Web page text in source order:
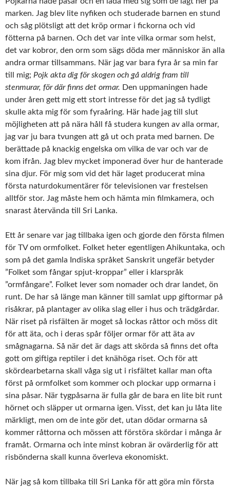
marken. Jag blev lite nyfiken och studerade barnen en stund
och såg plötsligt att det kröp ormar i fickorna och vid
fötterna på barnen. Och det var inte vilka ormar som helst,
det var kobror, den orm som sägs döda mer människor än alla
andra ormar tillsammans. När jag var bara fyra år sa min far
till mig; Pojk akta dig för skogen och gå aldrig fram till
stenmurar, för där finns det ormar. Den uppmaningen hade
under åren gett mig ett stort intresse för det jag så tydligt
skulle akta mig för som fyraåring. Här hade jag till slut
möjligheten att på nära håll få studera kungen av alla ormar,
jag var ju bara tvungen att gå ut och prata med barnen. De
berättade på knackig engelska om vilka de var och var de
kom ifrån. Jag blev mycket imponerad över hur de hanterade
sina djur. För mig som vid det här laget producerat mina
första naturdokumentärer för televisionen var frestelsen
alltför stor. Jag måste hem och hämta min filmkamera, och
snarast återvända till Sri Lanka.
Ett år senare var jag tillbaka igen och gjorde den första filmen
för TV om ormfolket. Folket heter egentligen Ahikuntaka, och
som på det gamla Indiska språket Sanskrit ungefär betyder
”Folket som fångar spjut-kroppar” eller i klarspråk
”ormfångare”. Folket lever som nomader och drar landet, ön
runt. De har så länge man känner till samlat upp giftormar på
risåkrar, på plantager av olika slag eller i hus och trädgårdar.
När riset på risfälten är moget så lockas råttor och möss dit
för att äta, och i deras spår följer ormar för att äta av
smågnagarna. Så när det är dags att skörda så finns det ofta
gott om giftiga reptiler i det knähöga riset. Och för att
skördearbetarna skall våga sig ut i risfältet kallar man ofta
först på ormfolket som kommer och plockar upp ormarna i
sina påsar. När tygpåsarna är fulla går de bara en lite bit runt
hörnet och släpper ut ormarna igen. Visst, det kan ju låta lite
märkligt, men om de inte gör det, utan dödar ormarna så
kommer råttorna och mössen att förstöra skördar i många år
framåt. Ormarna och inte minst kobran är ovärderlig för att
risbönderna skall kunna överleva ekonomiskt.
När jag så kom tillbaka till Sri Lanka för att göra min första